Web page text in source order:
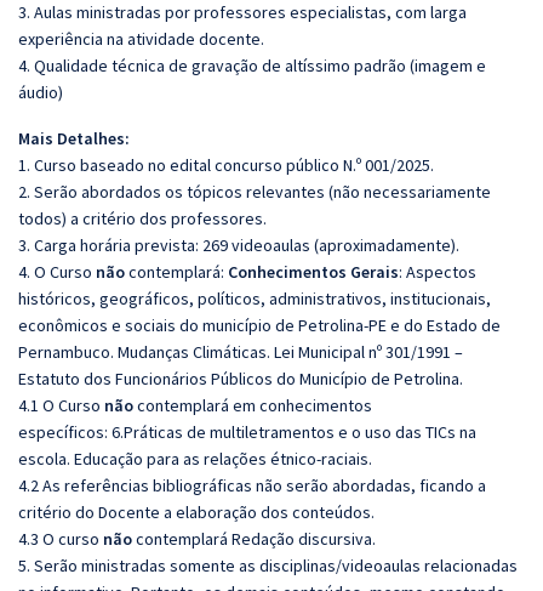
3. Aulas ministradas por professores especialistas, com larga
experiência na atividade docente.
4. Qualidade técnica de gravação de altíssimo padrão (imagem e
áudio)
Mais Detalhes:
1. Curso baseado no edital concurso público N.º 001/2025.
2. Serão abordados os tópicos relevantes (não necessariamente
todos) a critério dos professores.
3. Carga horária prevista: 269 videoaulas (aproximadamente).
4. O Curso nãocontemplará: Conhecimentos Gerais: Aspectos
históricos, geográficos, políticos, administrativos, institucionais,
econômicos e sociais do município de Petrolina-PE e do Estado de
Pernambuco. Mudanças Climáticas. Lei Municipal nº 301/1991 –
Estatuto dos Funcionários Públicos do Município de Petrolina.
4.1 O Curso nãocontemplará em conhecimentos
específicos: 6.Práticas de multiletramentos e o uso das TICs na
escola. Educação para as relações étnico-raciais.
4.2 As referências bibliográficas não serão abordadas, ficando a
critério do Docente a elaboração dos conteúdos.
4.3 O curso nãocontemplará Redação discursiva.
5. Serão ministradas somente as disciplinas/videoaulas relacionadas